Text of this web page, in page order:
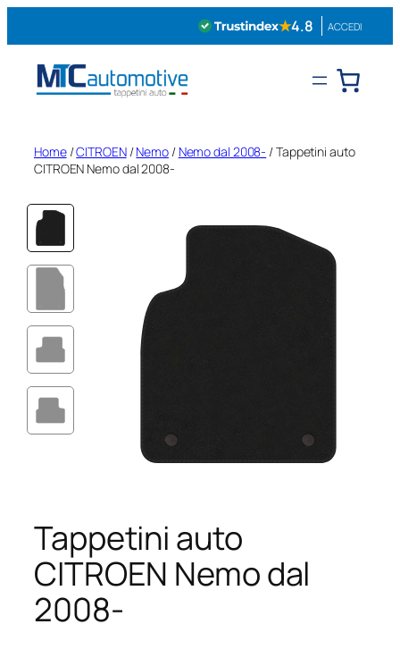
★4.8 ACCEDI
Home/CITROEN/Nemo/ Nemo dal 2008- / Tappetini auto
CITROEN Nemo dal 2008-
Tappetini auto
CITROEN Nemo dal
2008-